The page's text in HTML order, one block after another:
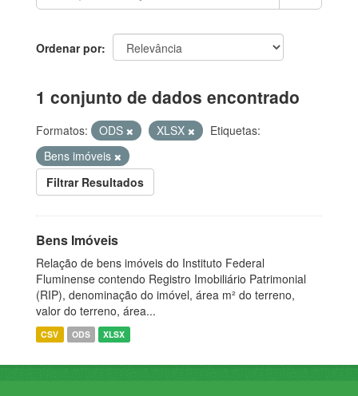
Ordenar por
1 conjunto de dados encontrado
Formatos: ODS XLSX
Etiquetas:
Bens imóveis
Filtrar Resultados
Bens Imóveis
Relação de bens imóveis do Instituto Federal
Fluminense contendo Registro Imobiliário Patrimonial
(RIP), denominação do imóvel, área m² do terreno,
valor do terreno, área...
CSV ODS XLSX